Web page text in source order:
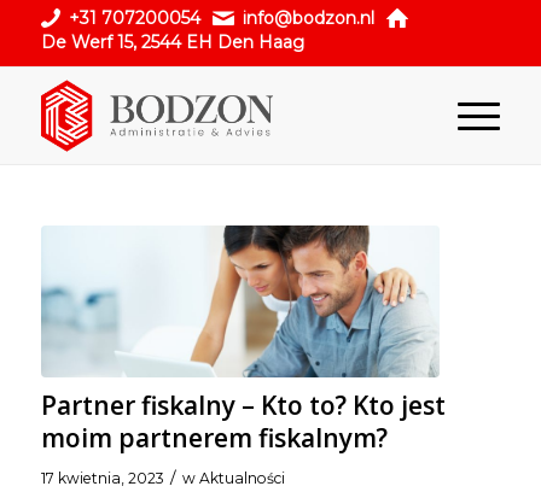
+31 707200054
info@bodzon.nl
De Werf 15, 2544 EH Den Haag
Partner fiskalny – Kto to? Kto jest
moim partnerem fiskalnym?
17 kwietnia, 2023 / w Aktualności